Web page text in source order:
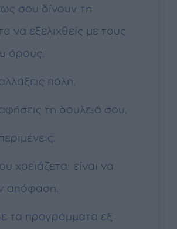
σου δίνουν τη
να εξελιχθείς με τους
όρους.
πόλη.
τη δουλειά σου.
χρειάζεται είναι να
απόφαση.
τα προγράμματα εξ